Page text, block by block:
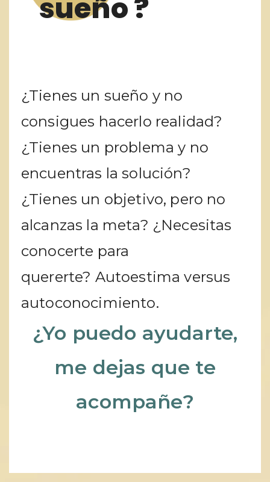
sueño ?
¿Tienes un sueño y no
consigues hacerlo realidad?
¿Tienes un problema y no
encuentras la solución?
¿Tienes un objetivo, pero no
alcanzas la meta? ¿Necesitas
conocerte para
quererte? Autoestima versus
autoconocimiento.
¿Yo puedo ayudarte,
me dejas que te
acompañe?